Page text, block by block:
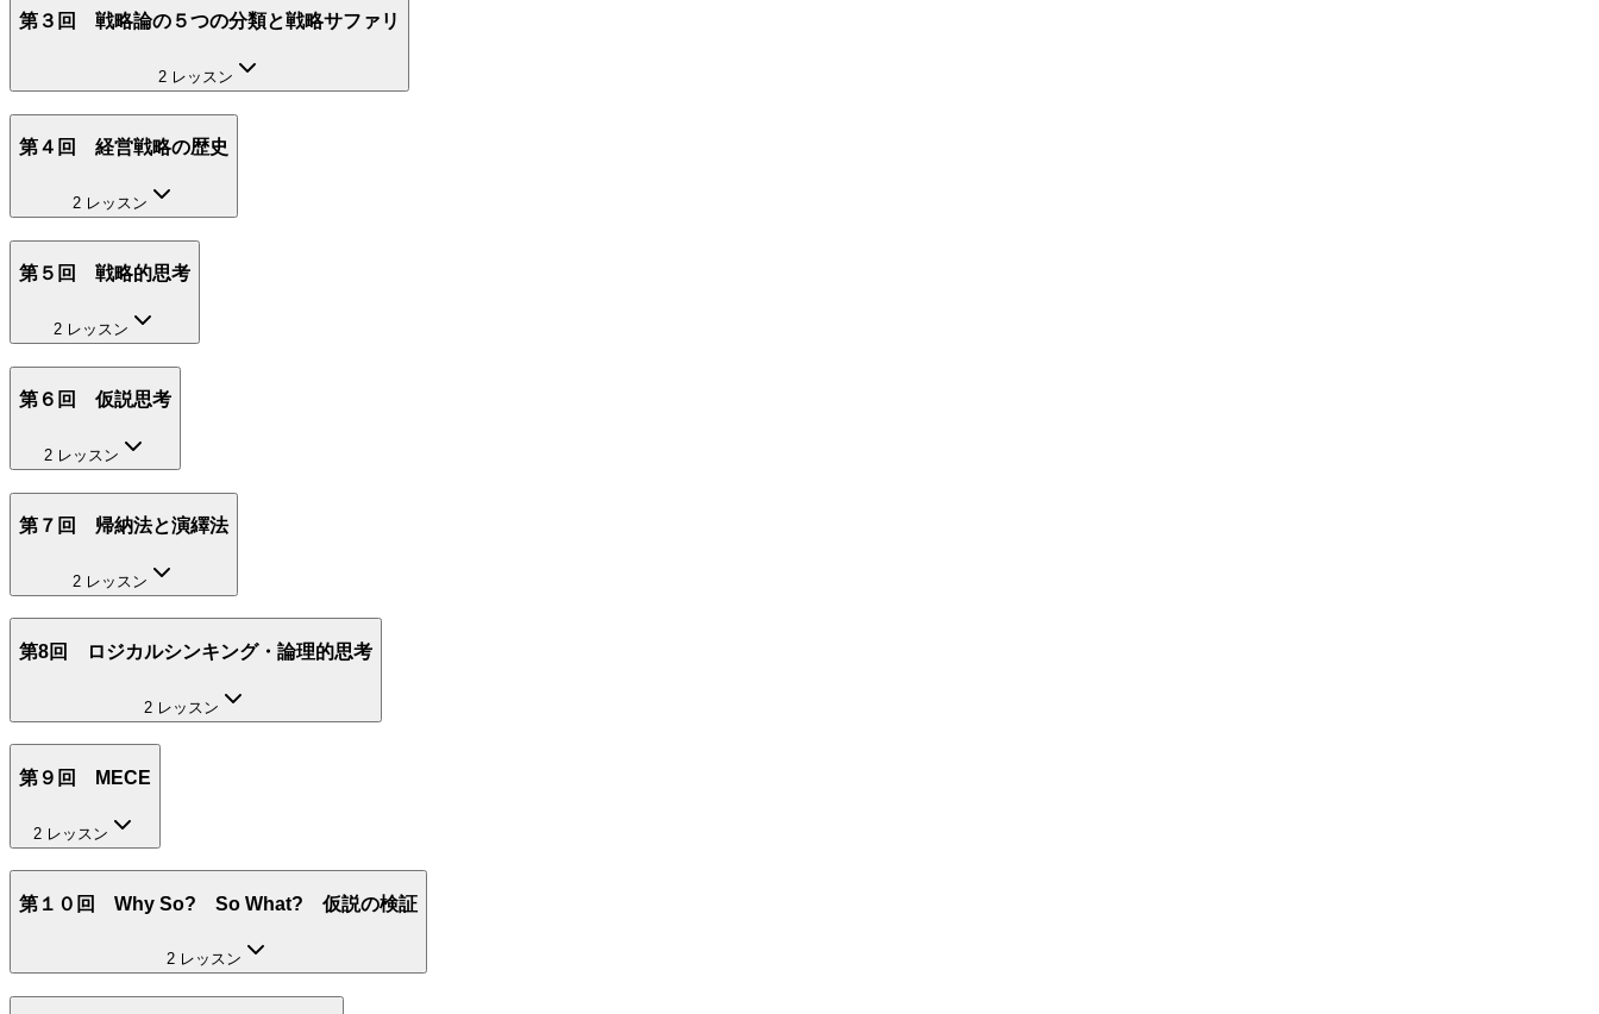
第３回 戦略論の５つの分類と戦略サファリ
2 レッスン
第４回 経営戦略の歴史
2 レッスン
第５回 戦略的思考
2 レッスン
第６回 仮説思考
2 レッスン
第７回 帰納法と演繹法
2 レッスン
第8回 ロジカルシンキング・論理的思考
2 レッスン
第９回 MECE
2 レッスン
第１０回 Why So? So What? 仮説の検証
2 レッスン